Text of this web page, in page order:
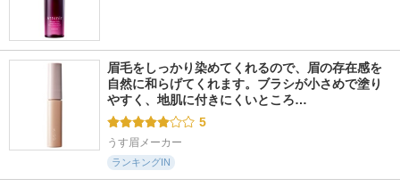
眉毛をしっかり染めてくれるので、眉の存在感を
自然に和らげてくれます。ブラシが小さめで塗り
やすく、地肌に付きにくいところ…
5
うす眉メーカー
ランキングIN